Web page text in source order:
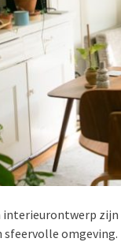
interieurontwerp
omgeving.